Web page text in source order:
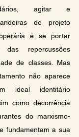
agitar e
do projeto
e se portar
das repercussões
de classes. Mas
não aparece
ideal identitário
como decorrência
do marxismo-
fundamentam a sua